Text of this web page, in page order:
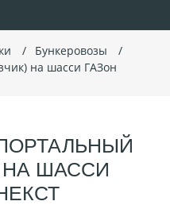
Бункеровозы
на шасси ГАЗон
НА ШАССИ